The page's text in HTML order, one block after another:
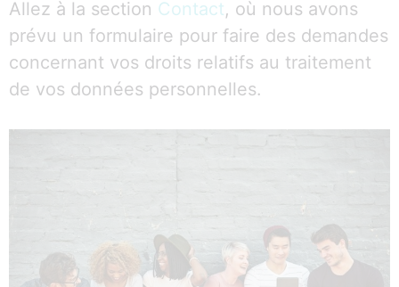
Allez à la section Contact, où nous avons
prévu un formulaire pour faire des demandes
concernant vos droits relatifs au traitement
de vos données personnelles.